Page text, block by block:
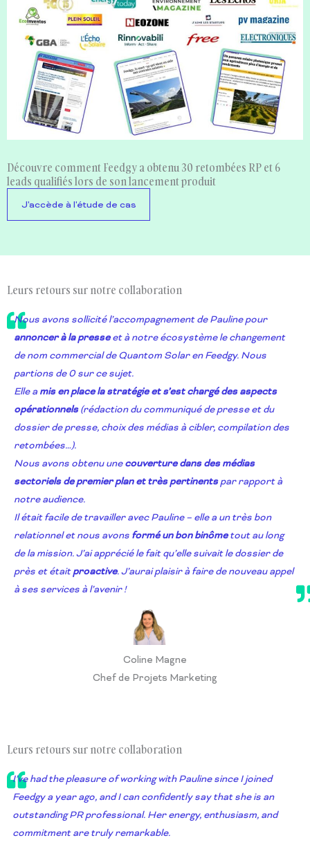
Découvre comment Feedgy a obtenu 30 retombées RP et 6
leads qualifiés lors de son lancement produit
J'accède à l'étude de cas
Leurs retours sur notre collaboration
Nous avons sollicité l’accompagnement de Pauline pour
annoncer à la presseet à notre écosystème le changement
de nom commercial de Quantom Solar en Feedgy. Nous
partions de 0 sur ce sujet.
Elle a mis en place la stratégie et s’est chargé des aspects
opérationnels(rédaction du communiqué de presse et du
dossier de presse, choix des médias à cibler, compilation des
retombées…).
Nous avons obtenu unecouverture dans des médias
sectoriels de premier plan et très pertinentspar rapport à
notre audience.
Il était facile de travailler avec Pauline – elle a un très bon
relationnel et nous avons formé un bon binômetout au long
de la mission. J’ai apprécié le fait qu’elle suivait le dossier de
près et étaitproactive. J’aurai plaisir à faire de nouveau appel
à ses services à l’avenir !
Coline Magne
Chef de Projets Marketing
Leurs retours sur notre collaboration
I’ve had the pleasure of working with Pauline since I joined
Feedgy a year ago, and I can confidently say that she is an
outstanding PR professional. Her energy, enthusiasm, and
commitment are truly remarkable.